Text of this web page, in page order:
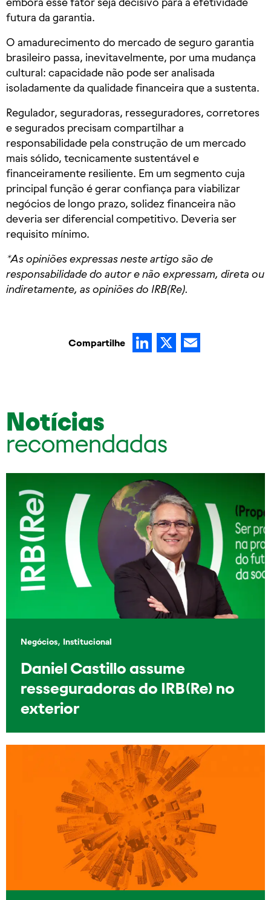
futura da garantia.
O amadurecimento do mercado de seguro garantia
brasileiro passa, inevitavelmente, por uma mudança
cultural: capacidade não pode ser analisada
isoladamente da qualidade financeira que a sustenta.
Regulador, seguradoras, resseguradores, corretores
e segurados precisam compartilhar a
responsabilidade pela construção de um mercado
mais sólido, tecnicamente sustentável e
financeiramente resiliente. Em um segmento cuja
principal função é gerar confiança para viabilizar
negócios de longo prazo, solidez financeira não
deveria ser diferencial competitivo. Deveria ser
requisito mínimo.
*As opiniões expressas neste artigo são de
responsabilidade do autor e não expressam, direta ou
indiretamente, as opiniões do IRB(Re).
Compartilhe LinkedIn
X
Notícias
recomendadas
Negócios, Institucional
Daniel Castillo assume
resseguradoras do IRB(Re) no
exterior